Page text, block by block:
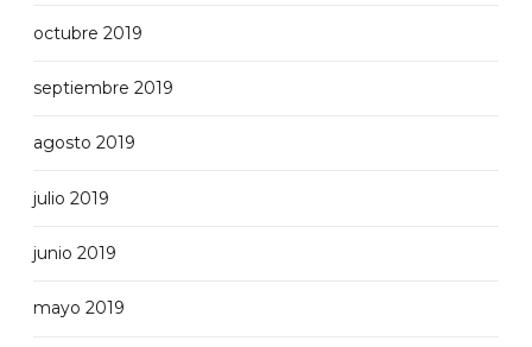
octubre 2019
septiembre 2019
agosto 2019
julio 2019
junio 2019
mayo 2019